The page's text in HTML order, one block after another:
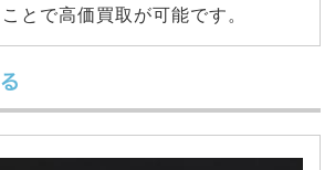
とで高価買取が可能です。